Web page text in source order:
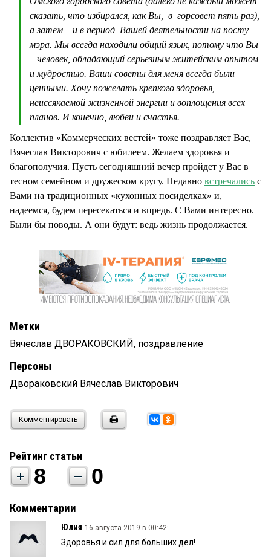
сказать, что избирался, как Вы, в горсовет пять раз),
а затем – и в период Вашей деятельности на посту
мэра. Мы всегда находили общий язык, потому что Вы
– человек, обладающий серьезным житейским опытом
и мудростью. Ваши советы для меня всегда были
ценными. Хочу пожелать крепкого здоровья,
неиссякаемой жизненной энергии и воплощения всех
планов. И конечно, любви и счастья.
Коллектив «Коммерческих вестей» тоже поздравляет Вас,
Вячеслав Викторович с юбилеем. Желаем здоровья и
благополучия. Пусть сегодняшний вечер пройдет у Вас в
тесном семейном и дружеском кругу. Недавно встречались с
Вами на традиционных «кухонных посиделках» и,
надеемся, будем пересекаться и впредь. С Вами интересно.
Были бы поводы. А они будут: ведь жизнь продолжается.
Метки
Вячеслав ДВОРАКОВСКИЙ, поздравление
Персоны
Двораковский Вячеслав Викторович
Комментировать
Рейтинг статьи
8 0
Комментарии
Юлия 16 августа 2019 в 00:42:
Здоровья и сил для больших дел!